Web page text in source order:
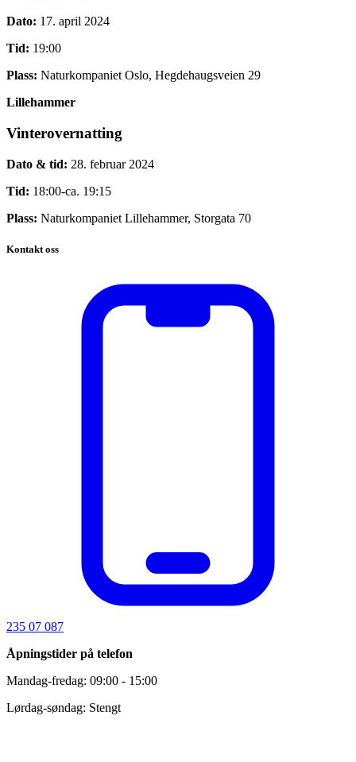
Dato: 17. april 2024
Tid: 19:00
Plass: Naturkompaniet Oslo, Hegdehaugsveien 29
Lillehammer
Vinterovernatting
Dato & tid: 28. februar 2024
Tid: 18:00-ca. 19:15
Plass: Naturkompaniet Lillehammer, Storgata 70
Kontakt oss
235 07 087
Åpningstider på telefon
Mandag-fredag: 09:00 - 15:00
Lørdag-søndag: Stengt